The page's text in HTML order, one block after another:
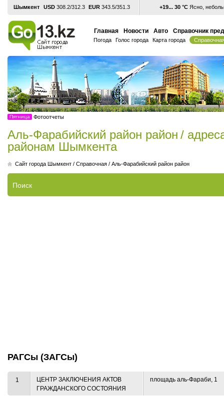
Шымкент USD 308.2/312.3 EUR 343.5/351.3 +19... 30 °С Ясно,
Главная Новости Авто Справочник
Погода Голос города Карта города
Пятница Фотоотчеты
Аль-Фарабийский район район /
районам Шымкента
Cайт города Шымкент / Справочная / Аль-Фарабийский район район
Поиск
РАГСы (ЗАГСы)
1
ЦЕНТР ЗАКЛЮЧЕНИЯ АКТОВ
ГРАЖДАНСКОГО СОСТОЯНИЯ
площадь аль-Фараби, 1